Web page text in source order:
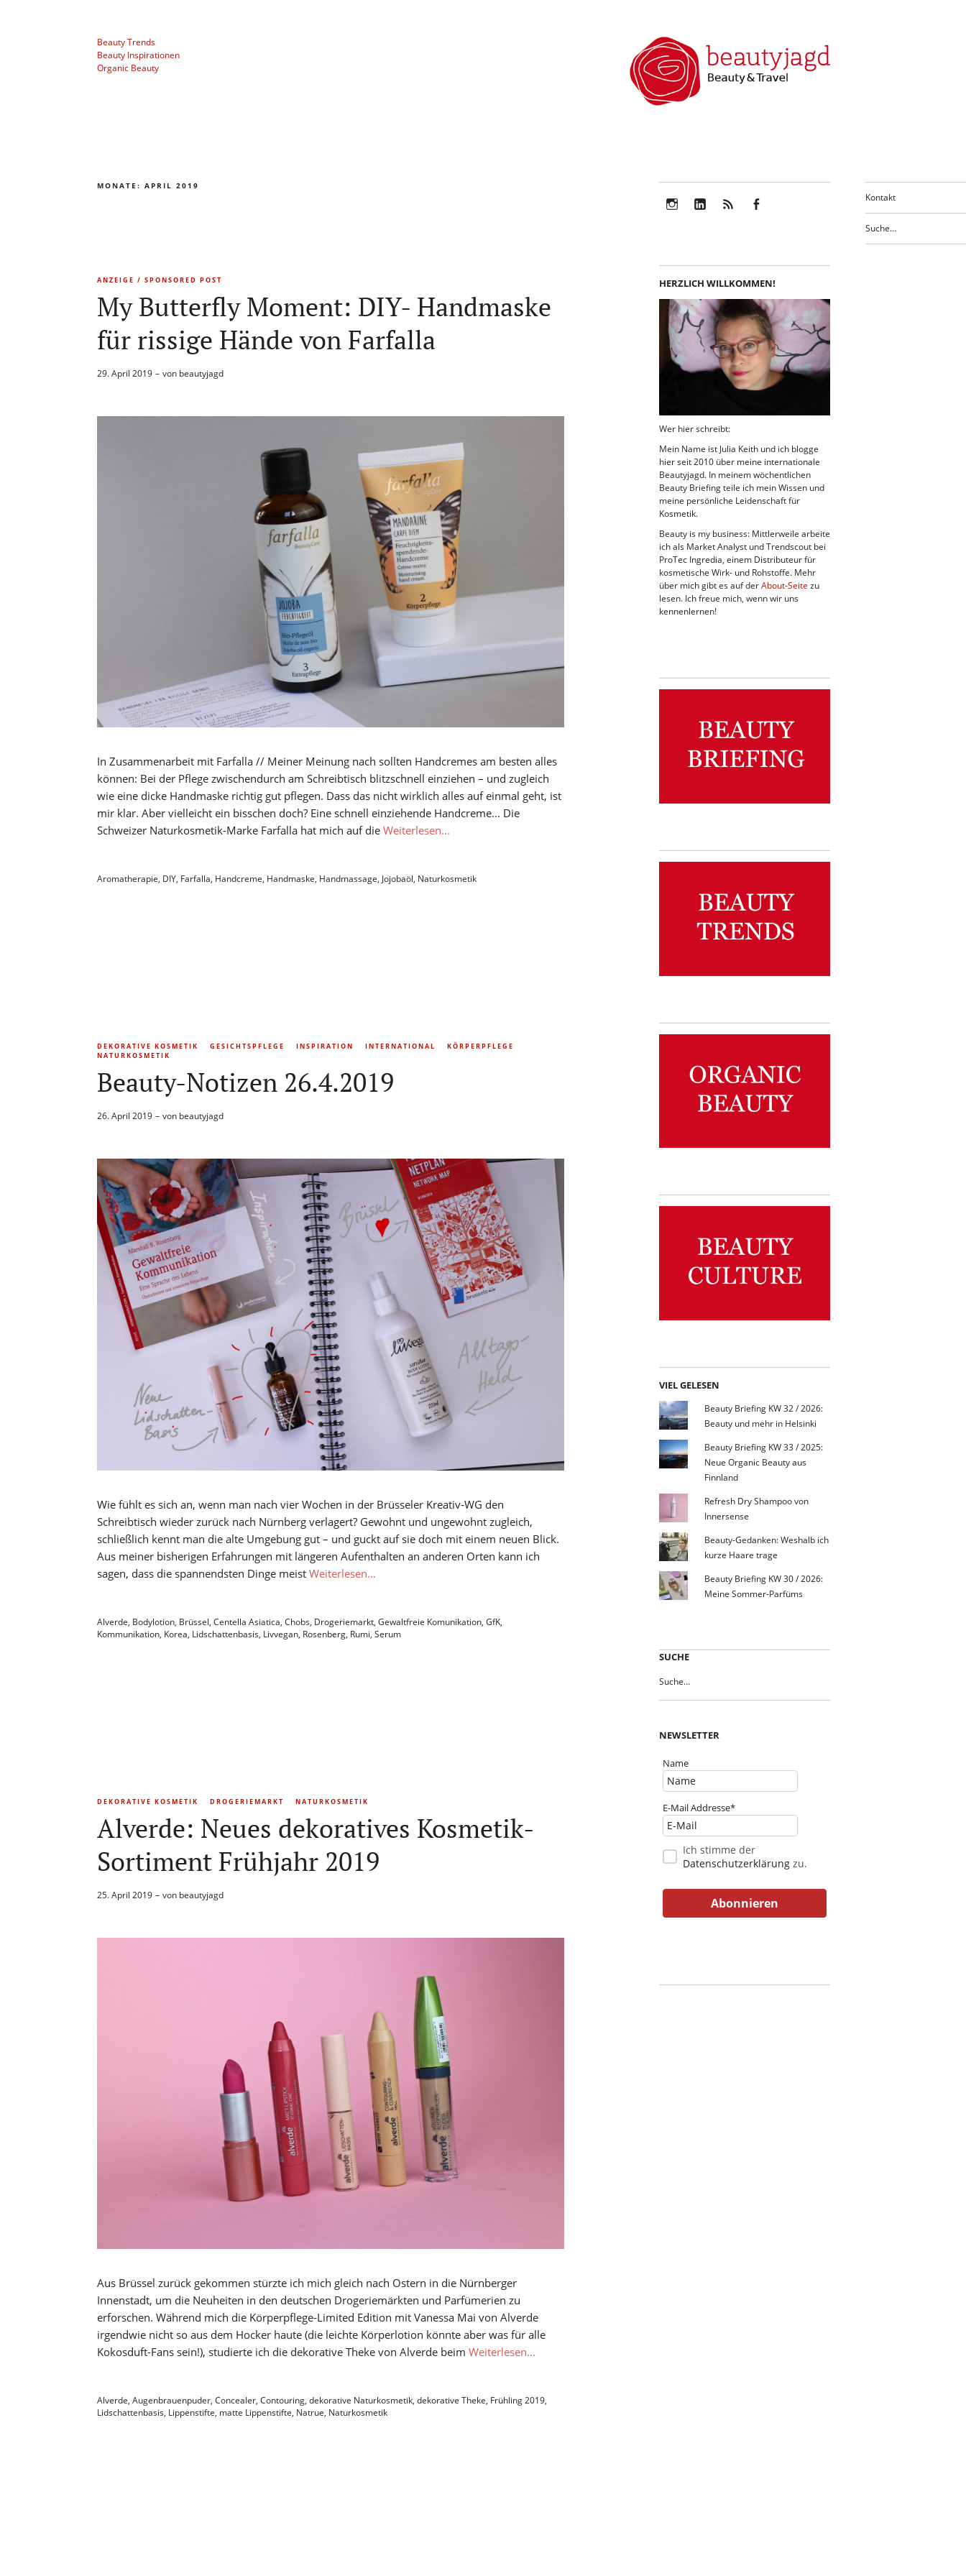
Kontakt
Beauty Trends
Beauty Inspirationen
Organic Beauty
MONATE: APRIL 2019
ANZEIGE / SPONSORED POST
My Butterfly Moment: DIY- Handmaske
für rissige Hände von Farfalla
29. April 2019 von beautyjagd
In Zusammenarbeit mit Farfalla // Meiner Meinung nach sollten Handcremes am besten alles
können: Bei der Pflege zwischendurch am Schreibtisch blitzschnell einziehen – und zugleich
wie eine dicke Handmaske richtig gut pflegen. Dass das nicht wirklich alles auf einmal geht, ist
mir klar. Aber vielleicht ein bisschen doch? Eine schnell einziehende Handcreme… Die
Schweizer Naturkosmetik-Marke Farfalla hat mich auf die Weiterlesen…
Aromatherapie, DIY, Farfalla, Handcreme, Handmaske, Handmassage, Jojobaöl, Naturkosmetik
DEKORATIVE KOSMETIK GESICHTSPFLEGE INSPIRATION INTERNATIONAL
KÖRPERPFLEGE
NATURKOSMETIK
Beauty-Notizen 26.4.2019
26. April 2019 von beautyjagd
Wie fühlt es sich an, wenn man nach vier Wochen in der Brüsseler Kreativ-WG den
Schreibtisch wieder zurück nach Nürnberg verlagert? Gewohnt und ungewohnt zugleich,
schließlich kennt man die alte Umgebung gut – und guckt auf sie doch mit einem neuen Blick.
Aus meiner bisherigen Erfahrungen mit längeren Aufenthalten an anderen Orten kann ich
sagen, dass die spannendsten Dinge meist Weiterlesen…
Alverde, Bodylotion, Brüssel, Centella Asiatica, Chobs, Drogeriemarkt, Gewaltfreie Komunikation, GfK,
Kommunikation, Korea, Lidschattenbasis, Livvegan, Rosenberg, Rumi, Serum
DEKORATIVE KOSMETIK DROGERIEMARKT NATURKOSMETIK
Alverde: Neues dekoratives Kosmetik-
Sortiment Frühjahr 2019
25. April 2019 von beautyjagd
Aus Brüssel zurück gekommen stürzte ich mich gleich nach Ostern in die Nürnberger
Innenstadt, um die Neuheiten in den deutschen Drogeriemärkten und Parfümerien zu
erforschen. Während mich die Körperpflege-Limited Edition mit Vanessa Mai von Alverde
irgendwie nicht so aus dem Hocker haute (die leichte Körperlotion könnte aber was für alle
Kokosduft-Fans sein!), studierte ich die dekorative Theke von Alverde beim Weiterlesen…
Alverde, Augenbrauenpuder, Concealer, Contouring, dekorative Naturkosmetik, dekorative Theke, Frühling 2019,
Lidschattenbasis, Lippenstifte, matte Lippenstifte, Natrue, Naturkosmetik
HERZLICH WILLKOMMEN!
Wer hier schreibt:
Mein Name ist Julia Keith und ich blogge
hier seit 2010 über meine internationale
Beautyjagd. In meinem wöchentlichen
Beauty Briefing teile ich mein Wissen und
meine persönliche Leidenschaft für
Kosmetik.
Beauty is my business: Mittlerweile arbeite
ich als Market Analyst und Trendscout bei
ProTec Ingredia, einem Distributeur für
kosmetische Wirk- und Rohstoffe. Mehr
über mich gibt es auf derAbout-Seite zu
lesen. Ich freue mich, wenn wir uns
kennenlernen!
VIEL GELESEN
Beauty Briefing KW 32 / 2026:
Beauty und mehr in Helsinki
Beauty Briefing KW 33 / 2025:
Neue Organic Beauty aus
Finnland
Refresh Dry Shampoo von
Innersense
Beauty-Gedanken: Weshalb ich
kurze Haare trage
Beauty Briefing KW 30 / 2026:
Meine Sommer-Parfüms
SUCHE
NEWSLETTER
Name
E-Mail Addresse*
Ich stimme der
Datenschutzerklärung zu.